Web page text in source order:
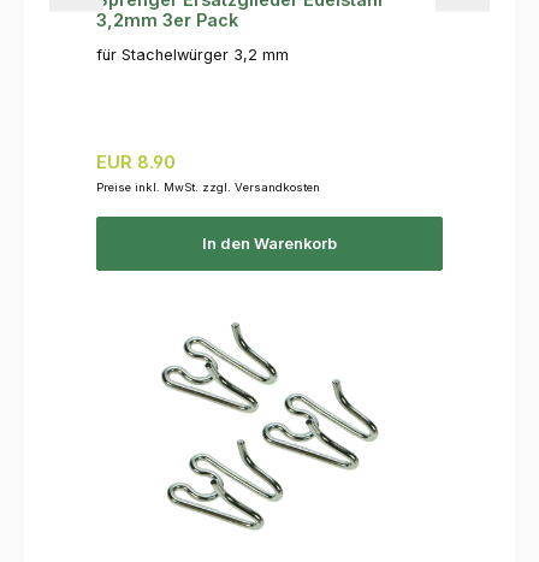
3,2mm 3er Pack
für Stachelwürger 3,2 mm
Regulärer Preis:
EUR 8.90
Preise inkl. MwSt. zzgl. Versandkosten
In den Warenkorb